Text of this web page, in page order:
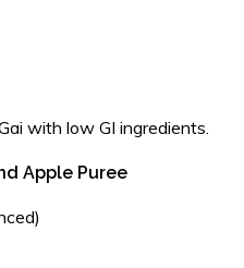
with low GI ingredients.
Apple Puree